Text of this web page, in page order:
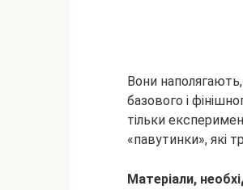
Вони
базового і
тільки
«павутинки», які
Матеріали,